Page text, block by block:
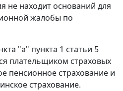
не находит оснований для
жалобы по
"а" пункта 1 статьи 5
плательщиком страховых
пенсионное страхование и
страхование.